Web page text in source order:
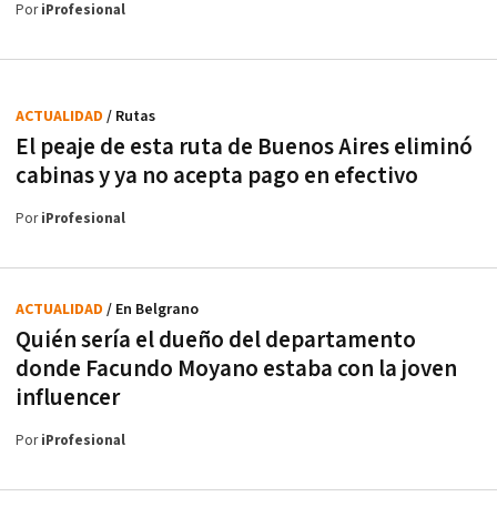
PoriProfesional
El peaje de esta ruta de Buenos Aires eliminó
cabinas y ya no acepta pago en efectivo
ACTUALIDAD / Rutas
PoriProfesional
Quién sería el dueño del departamento
donde Facundo Moyano estaba con la joven
influencer
ACTUALIDAD / En Belgrano
PoriProfesional